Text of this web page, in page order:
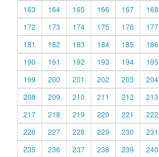
163
164 165 166 167 168
172
173 174 175 176 177
181
182 183 184 185 186
190
191 192 193 194 195
199
200 201 202 203 204
208
209 210 211 212 213
217
218 219 220 221 222
226
227 228 229 230 231
235
236 237 238 239 240